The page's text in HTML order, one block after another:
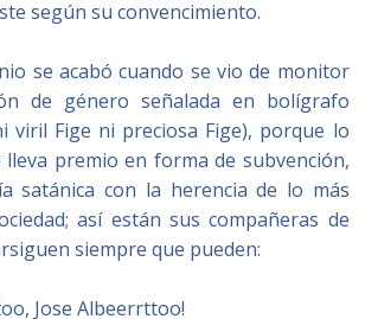
según su convencimiento.
se acabó cuando se vio de monitor
de género señalada en bolígrafo
viril Fige ni preciosa Fige), porque lo
premio en forma de subvención,
satánica con la herencia de lo más
así están sus compañeras de
siempre que pueden:
Jose Albeerrttoo!